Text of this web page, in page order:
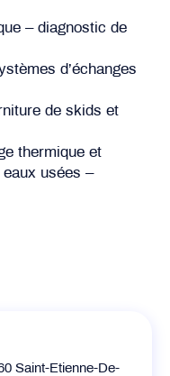
– diagnostic de
d’échanges
de skids et
thermique et
usées –
Saint-Etienne-De-